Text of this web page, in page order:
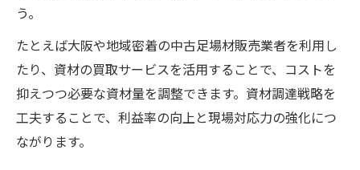
う。
たとえば大阪や地域密着の中古足場材販売業者を利用し
たり、資材の買取サービスを活用することで、コストを
抑えつつ必要な資材量を調整できます。資材調達戦略を
工夫することで、利益率の向上と現場対応力の強化につ
ながります。